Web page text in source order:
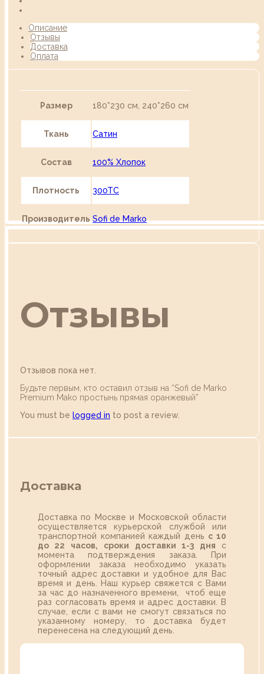
Описание
Отзывы
Доставка
Оплата
Размер 180*230 см, 240*260 см
Ткань Сатин
Состав 100% Хлопок
Плотность 300TC
Производитель Sofi de Marko
Отзывы
Отзывов пока нет.
Будьте первым, кто оставил отзыв на “Sofi de Marko
Premium Mako простынь прямая оранжевый”
You must be logged in to post a review.
Доставка
Доставка по Москве и Московской области
осуществляется курьерской службой или
транспортной компанией каждый день с 10
до 22 часов,
сроки доставки 1-3 дня с
момента подтверждения заказа. При
оформлении заказа необходимо указать
точный адрес доставки и удобное для Вас
время и день. Наш курьер свяжется с Вами
за час до назначенного времени, чтоб еще
раз согласовать время и адрес доставки. В
случае, если с вами не смогут связаться по
указанному номеру, то доставка будет
перенесена на следующий день.